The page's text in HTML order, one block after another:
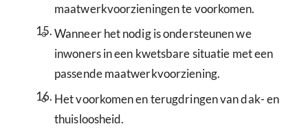
maatwerkvoorzieningen te voorkomen.
15.Wanneer het nodig is ondersteunen we
inwoners in een kwetsbare situatie met een
passende maatwerkvoorziening.
16. Het voorkomen en terugdringen van dak- en
thuisloosheid.